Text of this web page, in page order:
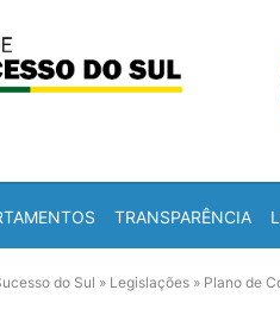
Aberta
TRANSPARÊNCIA
do Sul » Legislações » Plano de